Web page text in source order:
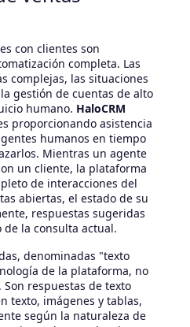
con clientes son
completa. Las
complejas, las situaciones
gestión de cuentas de alto
humano. HaloCRM
proporcionando asistencia
humanos en tiempo
Mientras un agente
un cliente, la plataforma
de interacciones del
abiertas, el estado de su
respuestas sugeridas
de la consulta actual.
denominadas "texto
de la plataforma, no
respuestas de texto
texto, imágenes y tablas,
según la naturaleza de